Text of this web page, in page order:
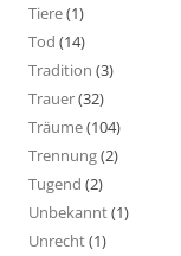
Tiere(1)
Tod (14)
Tradition (3)
Trauer(32)
Träume(104)
Trennung(2)
Tugend (2)
Unbekannt(1)
Unrecht(1)